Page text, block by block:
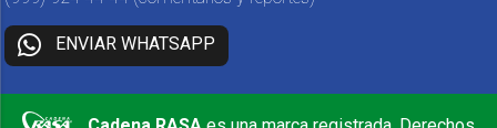
ENVIAR WHATSAPP